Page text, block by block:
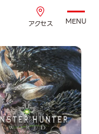
アクセス MENU